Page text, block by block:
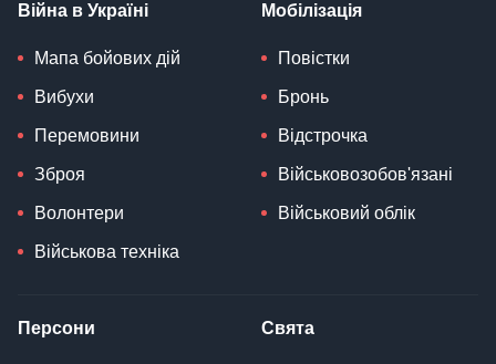
Війна в Україні
Мапа бойових дій
Вибухи
Перемовини
Зброя
Волонтери
Військова техніка
Мобілізація
Повістки
Бронь
Відстрочка
Військовозобов'язані
Військовий облік
Персони Свята